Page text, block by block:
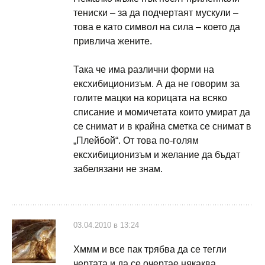
тениски – за да подчертаят мускули –
това е като символ на сила – което да
привлича жените.
Така че има различни форми на
ексхибиционизъм. А да не говорим за
голите мацки на корицата на всяко
списание и момичетата които умират да
се снимат и в крайна сметка се снимат в
„Плейбой“. От това по-голям
ексхибиционизъм и желание да бъдат
забелязани не знам.
03.04.2010 в 13:24
Хммм и все пак трябва да се тегли